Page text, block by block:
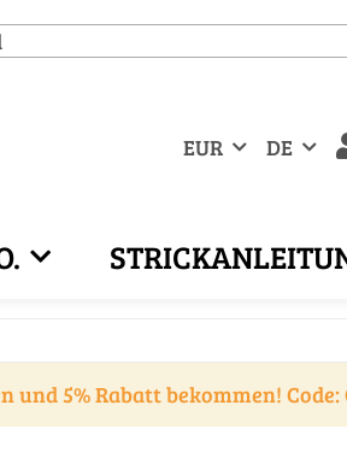
EUR DE
5% Rabatt bekommen! Code: